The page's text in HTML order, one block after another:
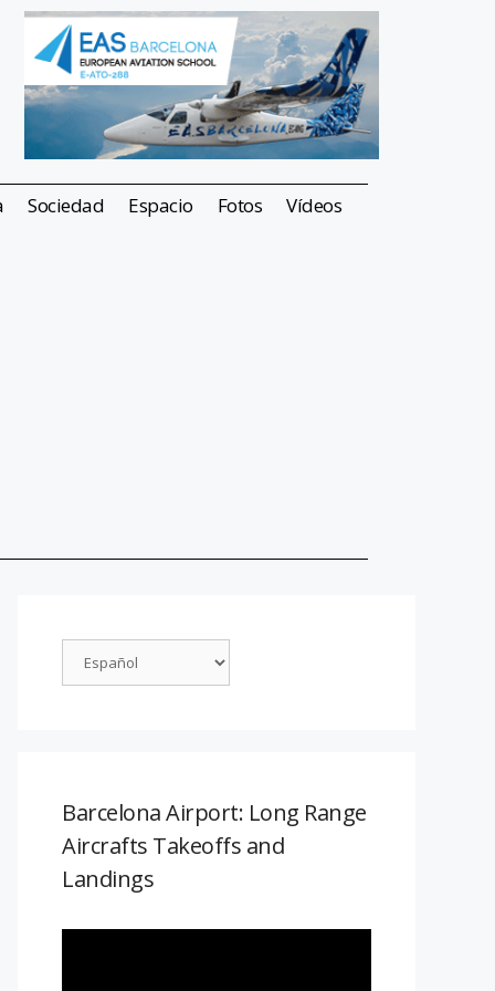
Sociedad Espacio Fotos Vídeos
Barcelona Airport: Long Range
Aircrafts Takeoffs and
Landings